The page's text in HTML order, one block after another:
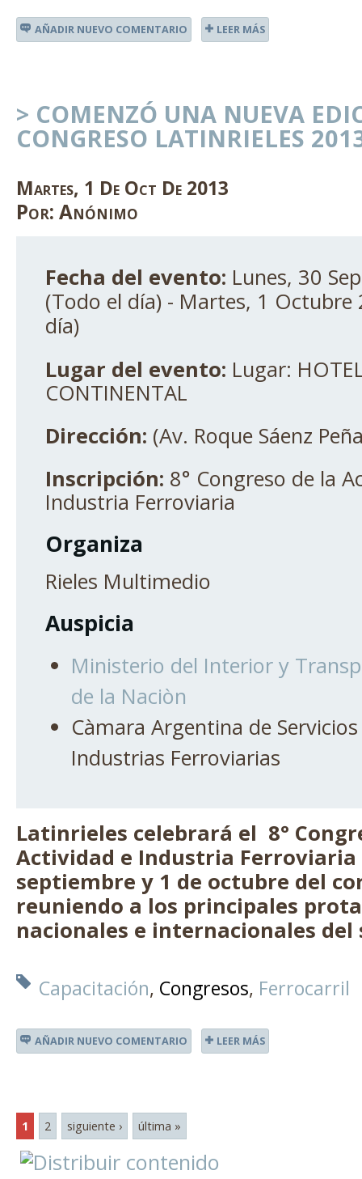
AÑADIR NUEVO COMENTARIO LEER MÁS
> COMENZÓ UNA NUEVA
CONGRESO LATINRIELES
Martes, 1 De Oct De 2013
Por: Anónimo
Fecha del evento: Lunes, 30
(Todo el día) - Martes, 1 Octubre
día)
Lugar del evento: Lugar:
CONTINENTAL
Dirección: (Av. Roque Sáenz
Inscripción: 8° Congreso de la
Industria Ferroviaria
Organiza
Rieles Multimedio
Auspicia
Ministerio del Interior y
de la Naciòn
Càmara Argentina de
Industrias Ferroviarias
Latinrieles celebrará el 8°
Actividad e Industria Ferroviaria
septiembre y 1 de octubre del
reuniendo a los principales
nacionales e internacionales del
Capacitación Congresos Ferrocarril
AÑADIR NUEVO COMENTARIO LEER MÁS
1 2 siguiente › última »